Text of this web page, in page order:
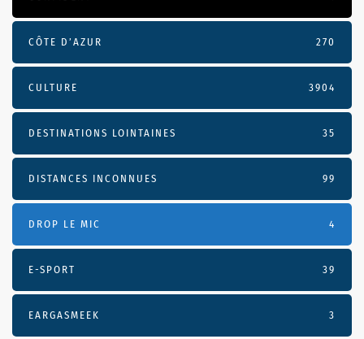
CÔTE D’AZUR 270
CULTURE 3904
DESTINATIONS LOINTAINES 35
DISTANCES INCONNUES 99
DROP LE MIC 4
E-SPORT 39
EARGASMEEK 3